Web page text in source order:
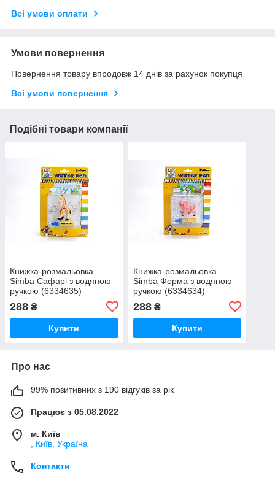
Всі умови оплати
Умови повернення
Повернення товару впродовж 14 днів за рахунок покупця
Всі умови повернення
Подібні товари компанії
Книжка-розмальовка
Simba Сафарі з водяною
ручкою (6334635)
288 ₴
Купити
Книжка-розмальовка
Simba Ферма з водяною
ручкою (6334634)
288₴
Купити
Про нас
99% позитивних з 190 відгуків за рік
Працює з 05.08.2022
м. Київ
, Київ, Україна
Контакти